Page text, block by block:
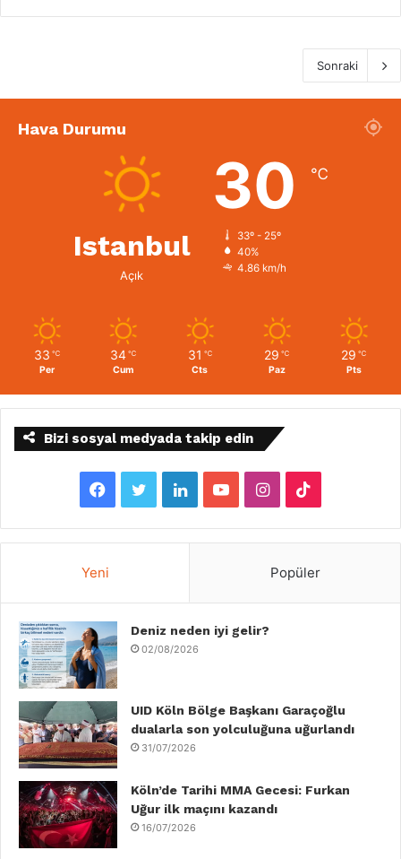
Sonraki
Hava Durumu
Istanbul
Açık
30 ℃
33º - 25º
40%
4.86 km/h
33 ℃
Per
34 ℃
Cum
31 ℃
Cts
29 ℃
Paz
29 ℃
Pts
Bizi sosyal medyada takip edin
a
b
o
o
k
w
t
r
L
i
e
I
n
o
u
e
I
n
r
i
Yeni Popüler
Deniz neden iyi gelir?
02/08/2026
UID Köln Bölge Başkanı Garaçoğlu
dualarla son yolculuğuna uğurlandı
31/07/2026
Köln’de Tarihi MMA Gecesi: Furkan
Uğur ilk maçını kazandı
16/07/2026